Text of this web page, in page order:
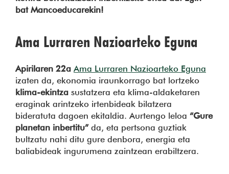
bat Mancoeducarekin!
Ama Lurraren Nazioarteko Eguna
Apirilaren 22a Ama Lurraren Nazioarteko Eguna
izaten da, ekonomia iraunkorrago bat lortzeko
klima-ekintza sustatzera eta klima-aldaketaren
eraginak arintzeko irtenbideak bilatzera
bideratuta dagoen ekitaldia. Aurtengo leloa “Gure
planetan inbertitu”da, eta pertsona guztiak
bultzatu nahi ditu gure denbora, energia eta
baliabideak ingurumena zaintzean erabiltzera.